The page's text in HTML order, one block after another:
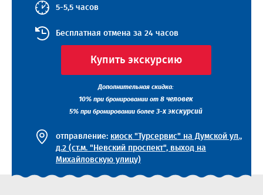
5-5,5 часов
Бесплатная отмена за 24 часов
Купить экскурсию
Дополнительная скидка:
10% при бронировании от 8 человек
5% при бронировании более 3-х экскурсий
отправление: киоск "Турсервис" на Думской ул.,
д.2 (ст.м. "Невский проспект", выход на
Михайловскую улицу)